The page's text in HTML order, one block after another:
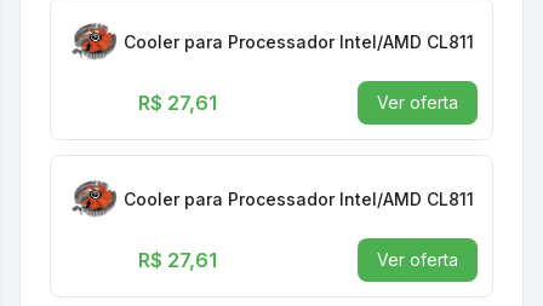
Cooler para Processador Intel/AMD CL811
R$ 27,61 Ver oferta
Cooler para Processador Intel/AMD CL811
R$ 27,61 Ver oferta